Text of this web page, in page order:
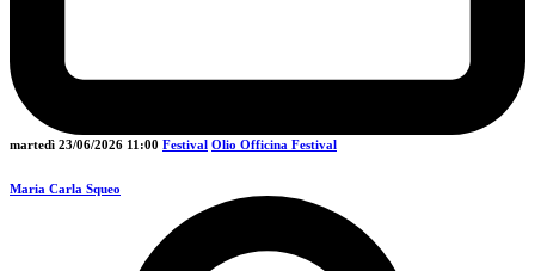
martedì 23/06/2026 11:00 Festival Olio Officina Festival
Maria Carla Squeo